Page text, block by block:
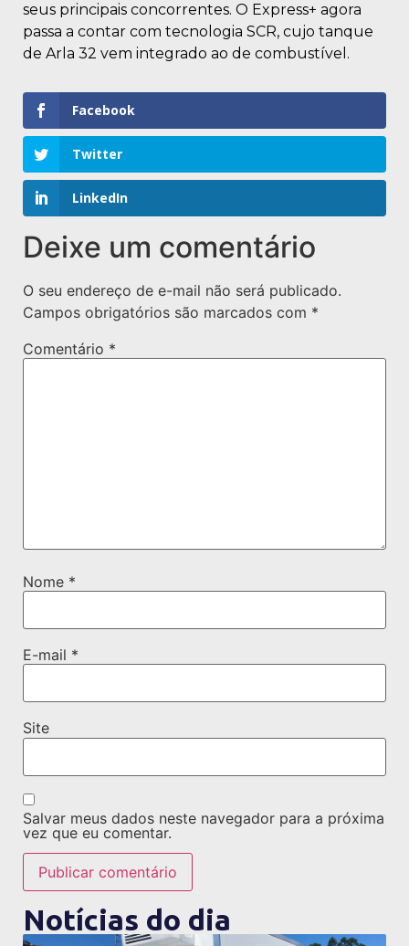
seus principais concorrentes. O Express+ agora
passa a contar com tecnologia SCR, cujo tanque
de Arla 32 vem integrado ao de combustível.
Facebook
Twitter
LinkedIn
Deixe um comentário
O seu endereço de e-mail não será publicado.
Campos obrigatórios são marcados com *
Comentário *
Nome *
E-mail *
Site
Salvar meus dados neste navegador para a próxima
vez que eu comentar.
Notícias do dia